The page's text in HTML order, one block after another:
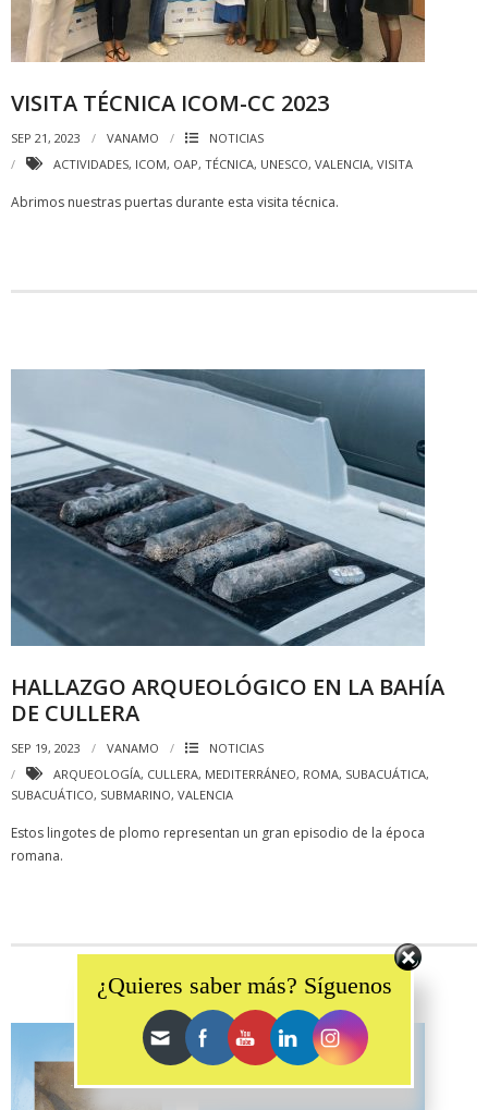
VISITA TÉCNICA ICOM-CC 2023
SEP 21, 2023 VANAMO
NOTICIAS
ACTIVIDADES, ICOM, OAP, TÉCNICA, UNESCO, VALENCIA, VISITA
Abrimos nuestras puertas durante esta visita técnica.
HALLAZGO ARQUEOLÓGICO EN LA BAHÍA
DE CULLERA
SEP 19, 2023 VANAMO
NOTICIAS
ARQUEOLOGÍA, CULLERA, MEDITERRÁNEO, ROMA, SUBACUÁTICA,
SUBACUÁTICO, SUBMARINO, VALENCIA
Estos lingotes de plomo representan un gran episodio de la época
romana.
¿Quieres saber más? Síguenos
Set Youtube Channel ID